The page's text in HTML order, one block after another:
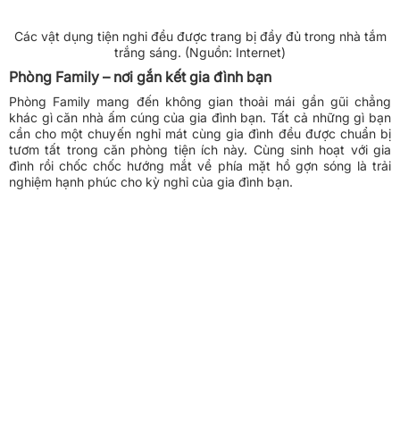
Các vật dụng tiện nghi đều được trang bị đầy đủ trong nhà tắm
trắng sáng. (Nguồn: Internet)
Phòng Family – nơi gắn kết gia đình bạn
Phòng Family mang đến không gian thoải mái gần gũi chẳng
khác gì căn nhà ấm cúng của gia đình bạn. Tất cả những gì bạn
cần cho một chuyến nghỉ mát cùng gia đình đều được chuẩn bị
tươm tất trong căn phòng tiện ích này. Cùng sinh hoạt với gia
đình rồi chốc chốc hướng mắt về phía mặt hồ gợn sóng là trải
nghiệm hạnh phúc cho kỳ nghỉ của gia đình bạn.